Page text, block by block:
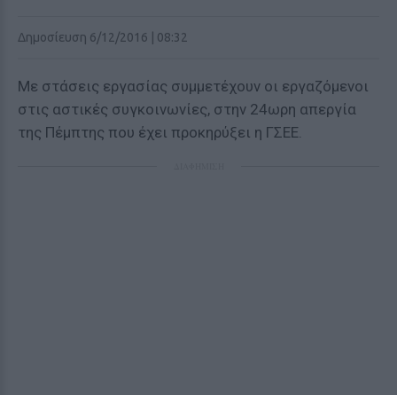
Δημοσίευση 6/12/2016 | 08:32
Με στάσεις εργασίας συμμετέχουν οι εργαζόμενοι
στις αστικές συγκοινωνίες, στην 24ωρη απεργία
της Πέμπτης που έχει προκηρύξει η ΓΣΕΕ.